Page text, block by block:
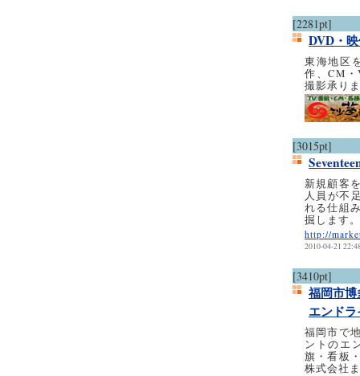
[2281pt]
DVD・
東海地区
作、CM
撮影承り
[3015pt]
新規顧客
人員が不
れる仕組
掘します。
http://
2010-04-21
[3410pt]
福岡市
エンド
福岡市で
ントのエ
旗・看板
株式会社